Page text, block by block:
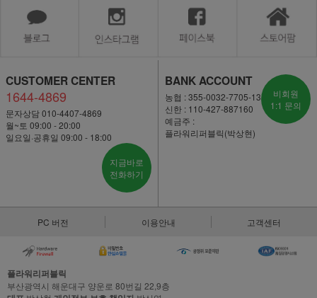
CUSTOMER CENTER
1644-4869
문자상담 010-4407-4869
월~토 09:00 - 20:00
일요일·공휴일 09:00 - 18:00
지금바로
전화하기
BANK ACCOUNT
농협 : 355-0032-7705-13
신한 : 110-427-887160
예금주 :
플라워리퍼블릭(박상현)
비회원
1:1 문의
PC 버전 이용안내 고객센터
플라워리퍼블릭
부산광역시 해운대구 양운로 80번길 22,9층